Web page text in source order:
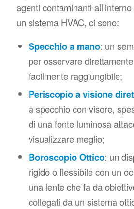
agenti contaminanti
un sistema HVAC, ci sono:
Specchio a mano: un
per osservare
facilmente raggiungibile;
Periscopio a visione
a specchio con visore,
di una fonte luminosa
visualizzare meglio;
Boroscopio Ottico: un
rigido o flessibile con un
una lente che fa da
collegati da un sistema